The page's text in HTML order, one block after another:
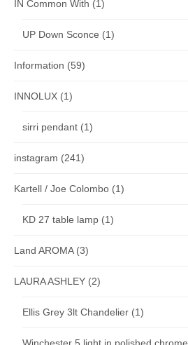
IN Common With (1)
UP Down Sconce (1)
Information (59)
INNOLUX (1)
sirri pendant (1)
instagram (241)
Kartell / Joe Colombo (1)
KD 27 table lamp (1)
Land AROMA(3)
LAURA ASHLEY (2)
Ellis Grey 3lt Chandelier (1)